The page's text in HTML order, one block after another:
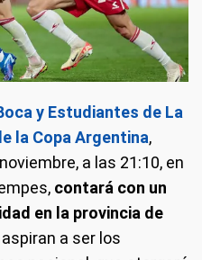
y Estudiantes de La
la Copa Argentina,
a las 21:10, en
contará con un
en la provincia de
a ser los